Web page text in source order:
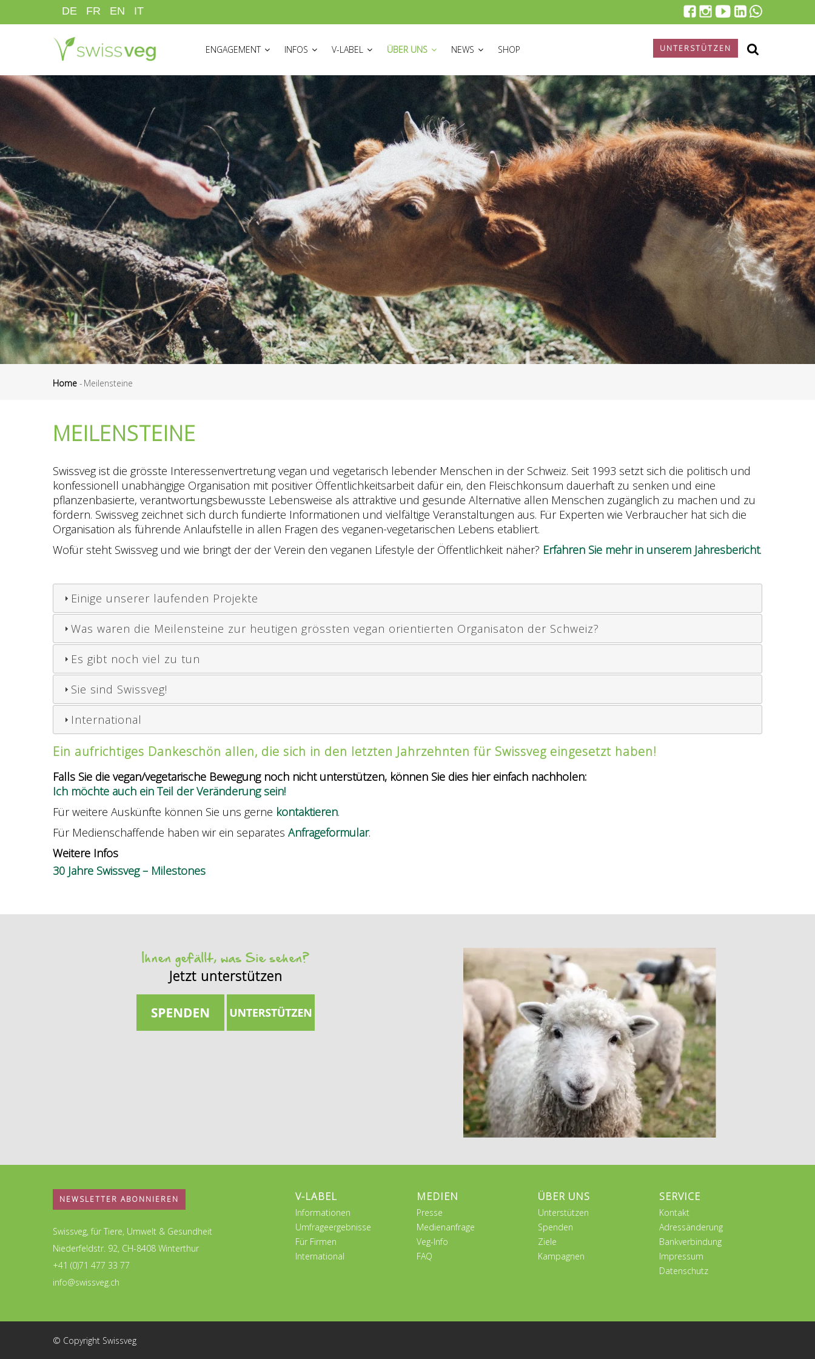
zum
DE FR EN IT
ENGAGEMENT
INFOS V-LABEL ÜBER UNS NEWS SHOP UNTERSTÜTZEN
Home - Meilensteine
MEILENSTEINE
Swissveg ist die grösste Interessenvertretung vegan und vegetarisch lebender Menschen in der Schweiz. Seit 1993 setzt sich die politisch und
konfessionell unabhängige Organisation mit positiver Öffentlichkeitsarbeit dafür ein, den Fleischkonsum dauerhaft zu senken und eine
pflanzenbasierte, verantwortungsbewusste Lebensweise als attraktive und gesunde Alternative allen Menschen zugänglich zu machen und zu
fördern. Swissveg zeichnet sich durch fundierte Informationen und vielfältige Veranstaltungen aus. Für Experten wie Verbraucher hat sich die
Organisation als führende Anlaufstelle in allen Fragen des veganen-vegetarischen Lebens etabliert.
Wofür steht Swissveg und wie bringt der der Verein den veganen Lifestyle der Öffentlichkeit näher? Erfahren Sie mehr in unserem Jahresbericht.
Einige unserer laufenden Projekte
Was waren die Meilensteine zur heutigen grössten vegan orientierten Organisaton der Schweiz?
Es gibt noch viel zu tun
Sie sind Swissveg!
International
Ein aufrichtiges Dankeschön allen, die sich in den letzten Jahrzehnten für Swissveg eingesetzt haben!
Falls Sie die vegan/vegetarische Bewegung noch nicht unterstützen, können Sie dies hier einfach nachholen:
Ich möchte auch ein Teil der Veränderung sein!
Für weitere Auskünfte können Sie uns gerne kontaktieren.
Für Medienschaffende haben wir ein separates Anfrageformular.
Weitere Infos
30 Jahre Swissveg – Milestones
Ihnen gefällt, was Sie sehen?
Jetzt unterstützen
NEWSLETTER ABONNIEREN
Swissveg, für Tiere, Umwelt & Gesundheit
Niederfeldstr. 92, CH-8408 Winterthur
+41 (0)71 477 33 77
info@swissveg.ch
V-LABEL
Informationen
Umfrageergebnisse
Für Firmen
International
MEDIEN
Presse
Medienanfrage
Veg-Info
FAQ
ÜBER UNS
Unterstützen
Spenden
Ziele
Kampagnen
SERVICE
Kontakt
Adressänderung
Bankverbindung
Impressum
Datenschutz
© Copyright Swissveg